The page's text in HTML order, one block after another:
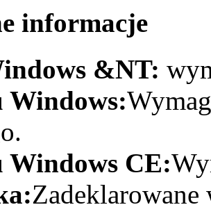
informacje
&NT:
Windows:
Windows CE: